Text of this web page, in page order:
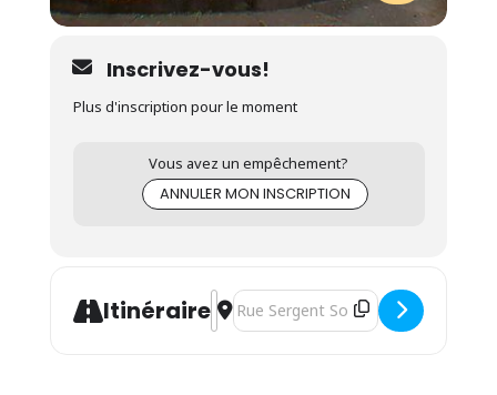
Inscrivez-vous!
Plus d'inscription pour le moment
Vous avez un empêchement?
ANNULER MON INSCRIPTION
ItinéraireAddress - Séance d'informations à
Destination Address - Séance